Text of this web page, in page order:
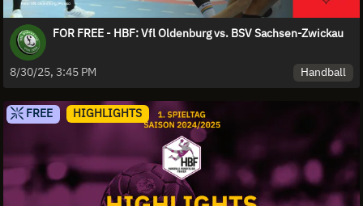
FOR FREE - HBF: Vfl Oldenburg vs. BSV Sachsen-Zwickau
8/30/25, 3:45 PM Handball
FREE HIGHLIGHTS